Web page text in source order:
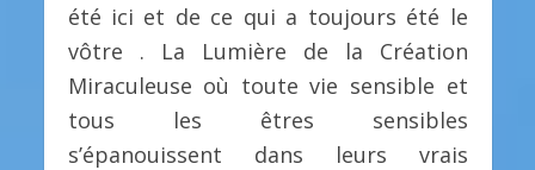
été ici et de ce qui a toujours été le
vôtre . La Lumière de la Création
Miraculeuse où toute vie sensible et
tous les êtres sensibles
s’épanouissent dans leurs vrais